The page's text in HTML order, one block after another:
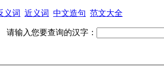
义词 近义词 中文造句 范文大全
请输入您要查询的汉字：